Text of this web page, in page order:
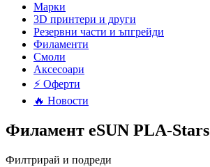
Mарки
3D принтери и други
Резервни части и ъпгрейди
Филаменти
Смоли
Аксесоари
⚡ Оферти
🔥 Новости
Филамент eSUN PLA-Stars
Филтрирай и подреди